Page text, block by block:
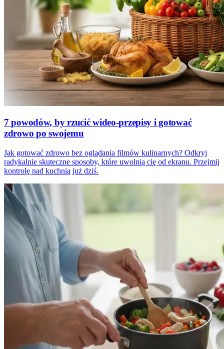
7 powodów, by rzucić wideo-przepisy i gotować
zdrowo po swojemu
Jak gotować zdrowo bez oglądania filmów kulinarnych? Odkryj
radykalnie skuteczne sposoby, które uwolnią cię od ekranu. Przejmij
kontrolę nad kuchnią już dziś.